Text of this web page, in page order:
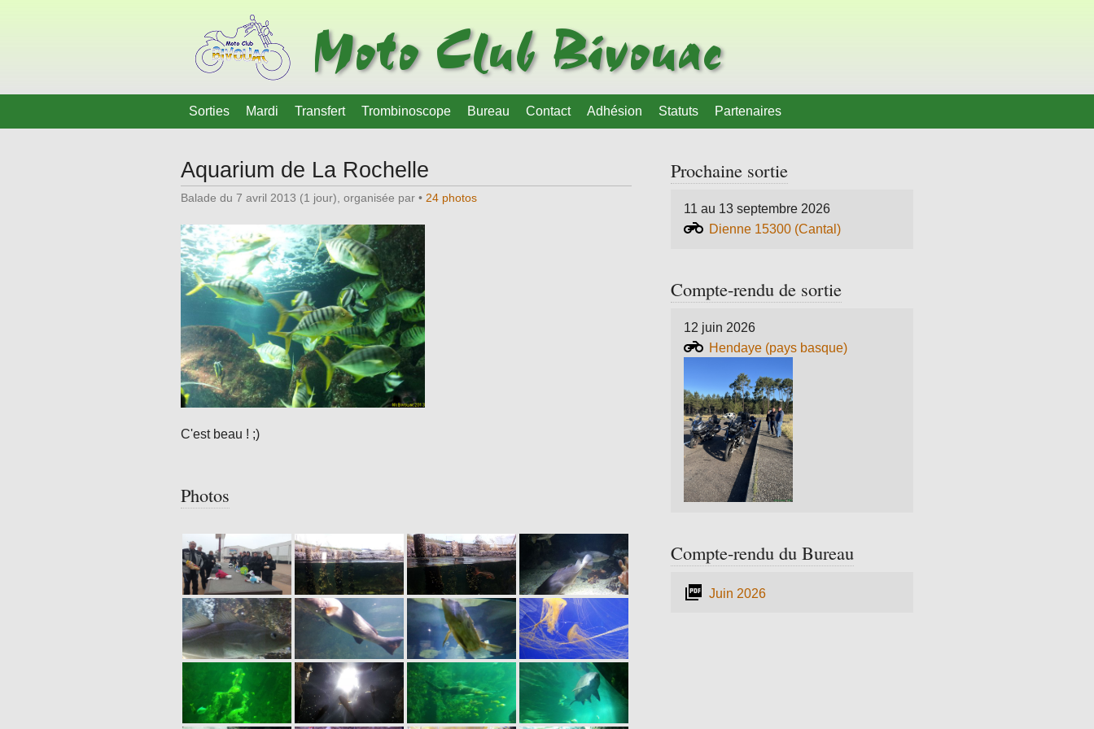
Moto Club Bivouac
Sorties Mardi Transfert Trombinoscope Bureau Contact Adhésion Statuts Partenaires
Aquarium de La Rochelle
Balade du 7 avril 2013 (1 jour), organisée par • 24 photos
C'est beau ! ;)
Photos
Prochaine sortie
11 au 13 septembre 2026
Dienne 15300 (Cantal)
Compte-rendu de sortie
12 juin 2026
Hendaye (pays basque)
Compte-rendu du Bureau
Juin 2026